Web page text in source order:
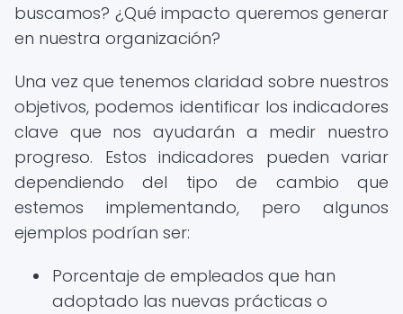
buscamos? ¿Qué impacto queremos generar
en nuestra organización?
Una vez que tenemos claridad sobre nuestros
objetivos, podemos identificar los indicadores
clave que nos ayudarán a medir nuestro
progreso. Estos indicadores pueden variar
dependiendo del tipo de cambio que
estemos implementando, pero algunos
ejemplos podrían ser:
Porcentaje de empleados que han
adoptado las nuevas prácticas o